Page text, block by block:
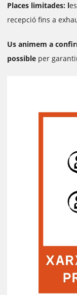
Places limitades: l
recepció fins a
Us animem a
possible per